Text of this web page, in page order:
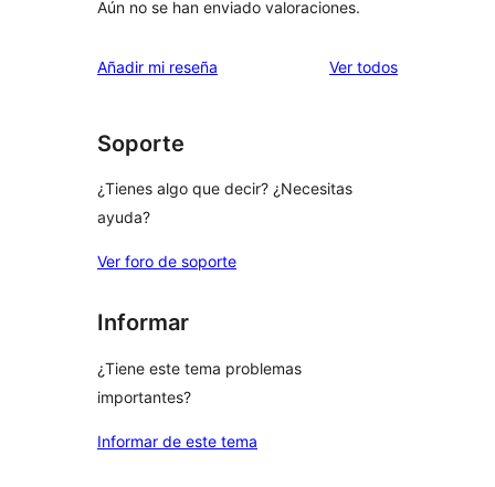
Aún no se han enviado valoraciones.
Añadir mi reseña Ver todoslos
Soporte
¿Tienes algo que decir? ¿Necesitas
ayuda?
Ver foro de soporte
Informar
¿Tiene este tema problemas
importantes?
Informar de este tema